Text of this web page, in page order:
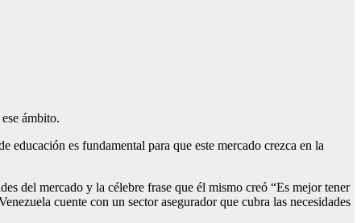
ámbito.
es fundamental para que este mercado crezca en la
del mercado y la célebre frase que él mismo creó “Es mejor tener
cuente con un sector asegurador que cubra las necesidades